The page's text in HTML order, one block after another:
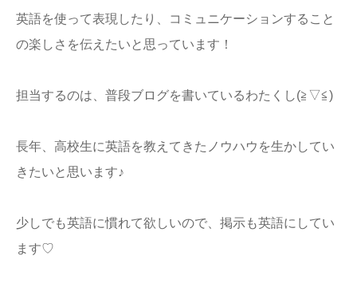
英語を使って表現したり、コミュニケーションすること
の楽しさを伝えたいと思っています！
担当するのは、普段ブログを書いているわたくし(≧▽≦)
長年、高校生に英語を教えてきたノウハウを生かしてい
きたいと思います♪
少しでも英語に慣れて欲しいので、掲示も英語にしてい
ます♡